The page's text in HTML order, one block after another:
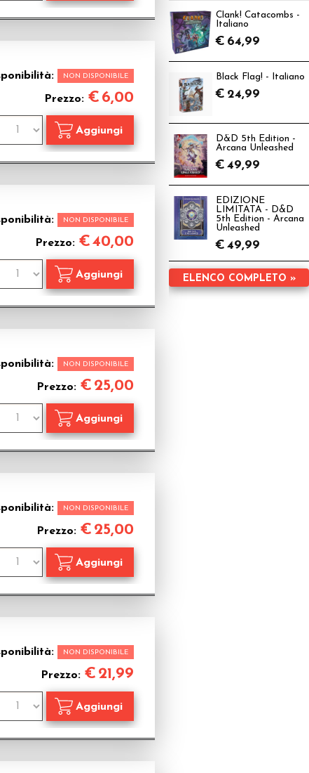
NON DISPONIBILE
Prezzo: € 6,00
NON DISPONIBILE
Prezzo: €40,00
NON DISPONIBILE
Prezzo: € 25,00
NON DISPONIBILE
Prezzo: € 25,00
NON DISPONIBILE
Prezzo: € 21,99
Clank! Catacombs -
Italiano
€ 64,99
Black Flag! - Italiano
€ 24,99
D&D 5th Edition -
Arcana Unleashed
€ 49,99
EDIZIONE
LIMITATA - D&D
5th Edition - Arcana
Unleashed
€ 49,99
ELENCO COMPLETO »